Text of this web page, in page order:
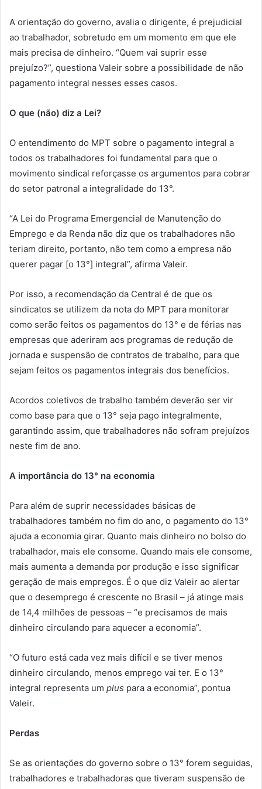
A orientação do governo, avalia o dirigente, é prejudicial
ao trabalhador, sobretudo em um momento em que ele
mais precisa de dinheiro. “Quem vai suprir esse
prejuízo?”, questiona Valeir sobre a possibilidade de não
pagamento integral nesses esses casos.
O que (não) diz a Lei?
O entendimento do MPT sobre o pagamento integral a
todos os trabalhadores foi fundamental para que o
movimento sindical reforçasse os argumentos para cobrar
do setor patronal a integralidade do 13°.
“A Lei do Programa Emergencial de Manutenção do
Emprego e da Renda não diz que os trabalhadores não
teriam direito, portanto, não tem como a empresa não
querer pagar [o 13°] integral”, afirma Valeir.
Por isso, a recomendação da Central é de que os
sindicatos se utilizem da nota do MPT para monitorar
como serão feitos os pagamentos do 13° e de férias nas
empresas que aderiram aos programas de redução de
jornada e suspensão de contratos de trabalho, para que
sejam feitos os pagamentos integrais dos benefícios.
Acordos coletivos de trabalho também deverão ser vir
como base para que o 13° seja pago integralmente,
garantindo assim, que trabalhadores não sofram prejuízos
neste fim de ano.
A importância do 13° na economia
Para além de suprir necessidades básicas de
trabalhadores também no fim do ano, o pagamento do 13°
ajuda a economia girar. Quanto mais dinheiro no bolso do
trabalhador, mais ele consome. Quando mais ele consome,
mais aumenta a demanda por produção e isso significar
geração de mais empregos. É o que diz Valeir ao alertar
que o desemprego é crescente no Brasil – já atinge mais
de 14,4 milhões de pessoas – “e precisamos de mais
dinheiro circulando para aquecer a economia”.
“O futuro está cada vez mais difícil e se tiver menos
dinheiro circulando, menos emprego vai ter. E o 13°
integral representa um plus para a economia”, pontua
Valeir.
Perdas
Se as orientações do governo sobre o 13° forem seguidas,
trabalhadores e trabalhadoras que tiveram suspensão de